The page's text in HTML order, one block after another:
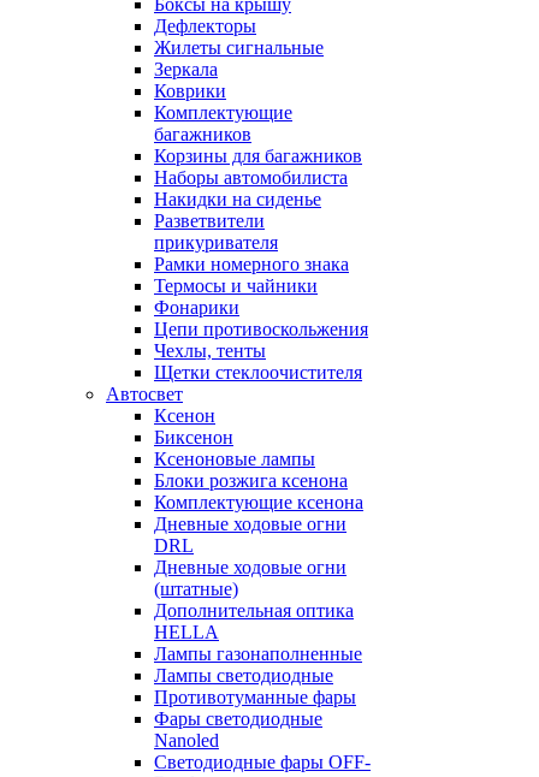
Дефлекторы
Жилеты сигнальные
Зеркала
Коврики
Комплектующие
багажников
Корзины для багажников
Наборы автомобилиста
Накидки на сиденье
Разветвители
прикуривателя
Рамки номерного знака
Термосы и чайники
Фонарики
Цепи противоскольжения
Чехлы, тенты
Щетки стеклоочистителя
Автосвет
Ксенон
Биксенон
Ксеноновые лампы
Блоки розжига ксенона
Комплектующие ксенона
Дневные ходовые огни
DRL
Дневные ходовые огни
(штатные)
Дополнительная оптика
HELLA
Лампы газонаполненные
Лампы светодиодные
Противотуманные фары
Фары светодиодные
Nanoled
Светодиодные фары OFF-